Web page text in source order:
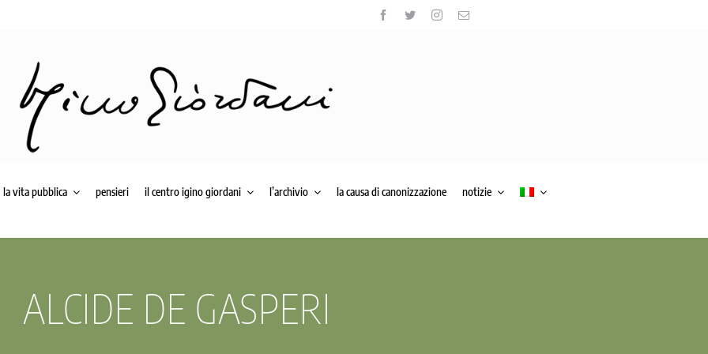
la vita pubblica pensieri il centro igino giordani l’archivio la causa di canonizzazione notizie
ALCIDE DE GASPERI